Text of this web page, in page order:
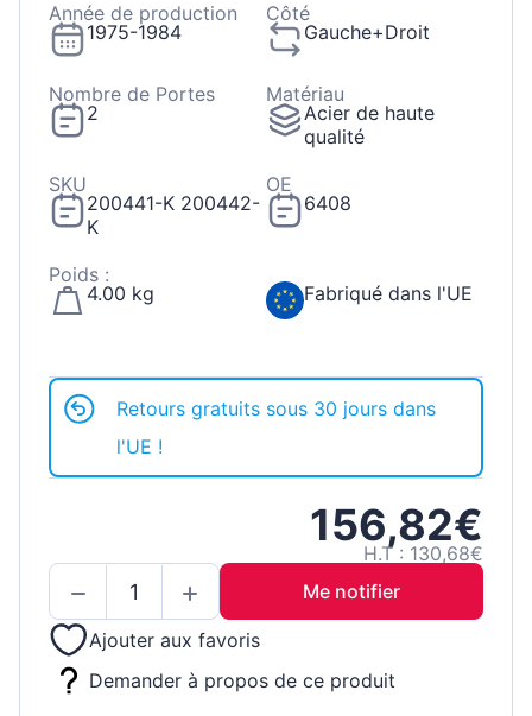
Année de production
1975-1984
Côté
Gauche+Droit
Nombre de Portes
2
Matériau
Acier de haute
qualité
SKU
200441-K 200442-
K
OE
6408
Poids :
4.00 kg
Fabriqué dans l'UE
Retours gratuits sous 30 jours dans
l'UE !
156,82€
H.T : 130,68€
Me notifier
Ajouter aux favoris
Demander à propos de ce produit